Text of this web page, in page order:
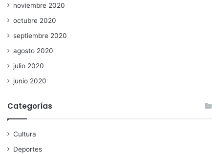
noviembre 2020
octubre 2020
septiembre 2020
agosto 2020
julio 2020
junio 2020
Categorías
Cultura
Deportes